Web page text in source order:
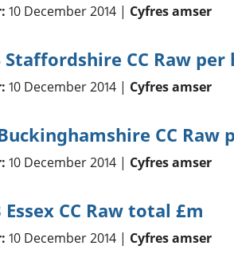
10 December 2014 | Cyfres amser
Staffordshire CC Raw per
10 December 2014 | Cyfres amser
Buckinghamshire CC Raw
10 December 2014 | Cyfres amser
Essex CC Raw total £m
10 December 2014 | Cyfres amser